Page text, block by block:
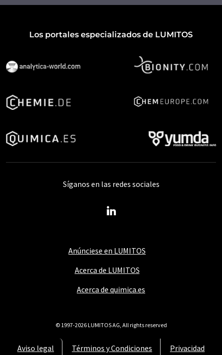
Los portales especializados de LUMITOS
Anúnciese en LUMITOS
Acerca de LUMITOS
Acerca de quimica.es
Aviso legal Términos y Condiciones Privacidad
Síganos en las redes sociales
© 1997-2026 LUMITOS AG, All rights reserved